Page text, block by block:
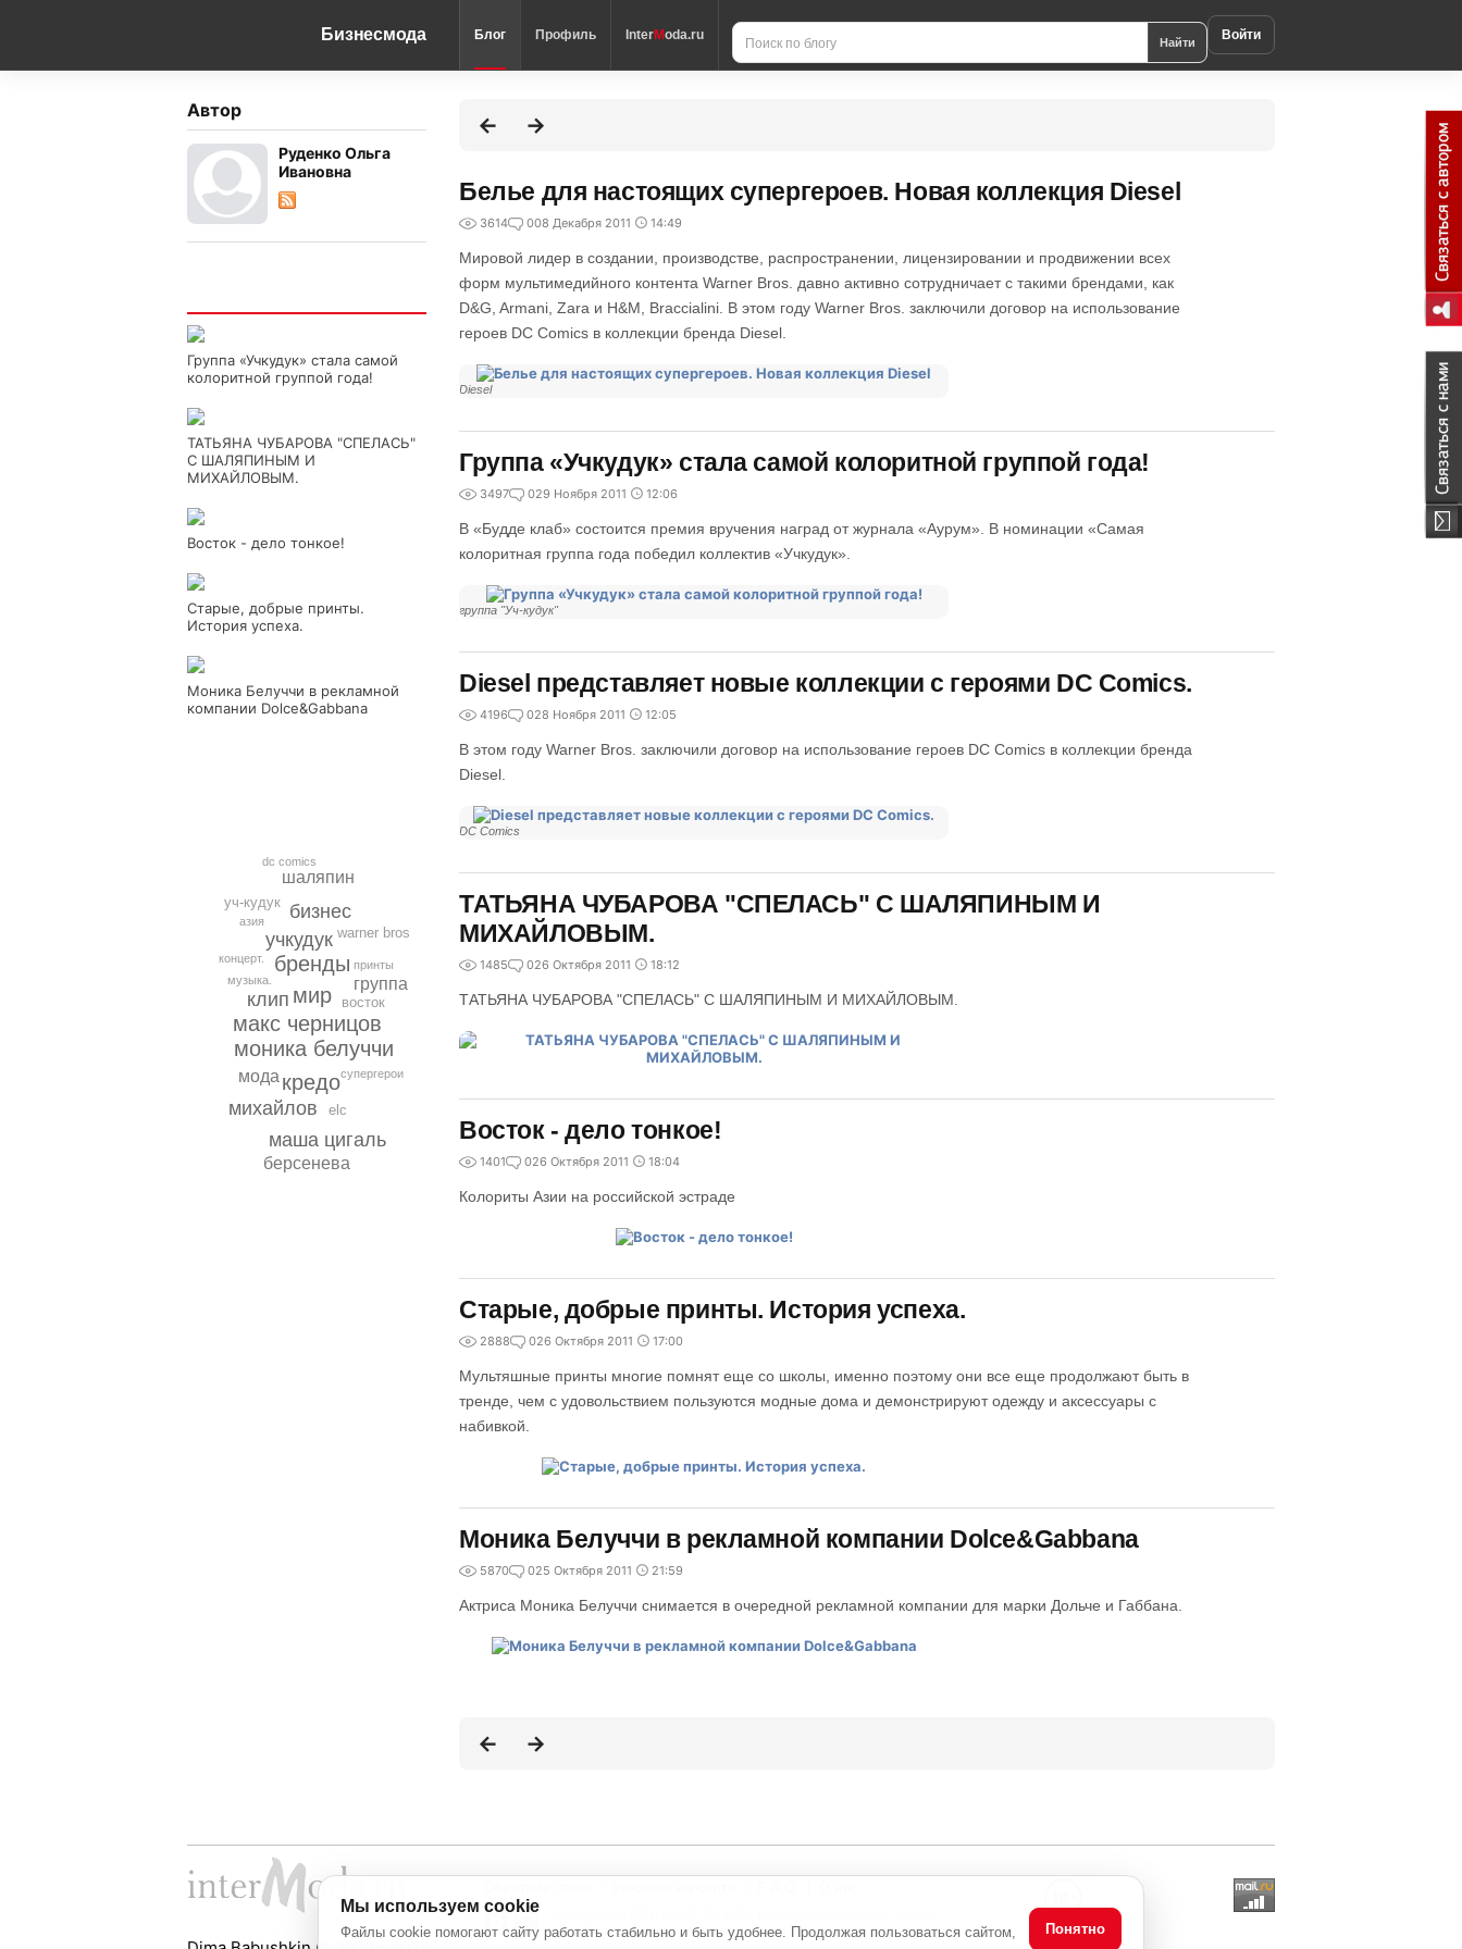
Бизнесмода Блог Профиль InterModa.ru Найти Войти
Автор
Руденко Ольга
Ивановна
Группа «Учкудук» стала самой
колоритной группой года!
ТАТЬЯНА ЧУБАРОВА "СПЕЛАСЬ"
С ШАЛЯПИНЫМ И
МИХАЙЛОВЫМ.
Восток - дело тонкое!
Старые, добрые принты.
История успеха.
Моника Белуччи в рекламной
компании Dolce&Gabbana
макс черницов
моника белуччи
мир
кредо
бренды
учкудук
михайлов
клип
бизнес
маша цигаль
берсенева
мода
шаляпин
группа
warner bros
elc
уч-кудук
восток
dc comics
супергерои
музыка.
принты
концерт.
азия
Белье для настоящих супергероев. Новая коллекция Diesel
3614 008 Декабря 2011 14:49
Мировой лидер в создании, производстве, распространении, лицензировании и продвижении всех
форм мультимедийного контента Warner Bros. давно активно сотрудничает с такими брендами, как
D&G, Armani, Zara и H&M, Braccialini. В этом году Warner Bros. заключили договор на использование
героев DC Comics в коллекции бренда Diesel.
Diesel
Группа «Учкудук» стала самой колоритной группой года!
3497 029 Ноября 2011 12:06
В «Будде клаб» состоится премия вручения наград от журнала «Аурум». В номинации «Самая
колоритная группа года победил коллектив «Учкудук».
группа "Уч-кудук"
Diesel представляет новые коллекции с героями DC Comics.
4196 028 Ноября 2011 12:05
В этом году Warner Bros. заключили договор на использование героев DC Comics в коллекции бренда
Diesel.
DC Comics
ТАТЬЯНА ЧУБАРОВА "СПЕЛАСЬ" С ШАЛЯПИНЫМ И
МИХАЙЛОВЫМ.
1485 026 Октября 2011 18:12
ТАТЬЯНА ЧУБАРОВА "СПЕЛАСЬ" С ШАЛЯПИНЫМ И МИХАЙЛОВЫМ.
Восток - дело тонкое!
1401 026 Октября 2011 18:04
Колориты Азии на российской эстраде
Старые, добрые принты. История успеха.
2888 026 Октября 2011 17:00
Мультяшные принты многие помнят еще со школы, именно поэтому они все еще продолжают быть в
тренде, чем с удовольствием пользуются модные дома и демонстрируют одежду и аксессуары с
набивкой.
Моника Белуччи в рекламной компании Dolce&Gabbana
5870 025 Октября 2011 21:59
Актриса Моника Белуччи снимается в очередной рекламной компании для марки Дольче и Габбана.
с активной ссылкой на источник
Мы используем cookie
Файлы cookie помогают сайту работать стабильно и быть удобнее. Продолжая пользоваться сайтом,
Понятно